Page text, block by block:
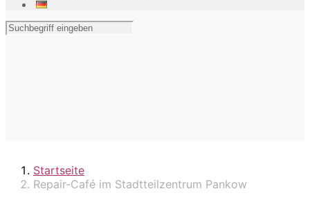
Startseite
Repair-Café im Stadtteilzentrum Pankow